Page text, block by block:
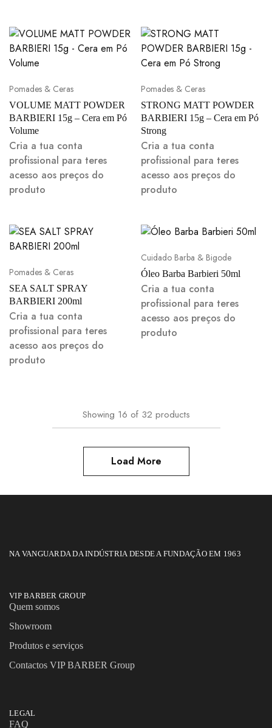
Pomades & Ceras
VOLUME MATT POWDER
BARBIERI 15g – Cera em Pó
Volume
Cria a tua conta
profissional para teres
acesso aos preços do
produto
Pomades & Ceras
STRONG MATT POWDER
BARBIERI 15g – Cera em Pó
Strong
Cria a tua conta
profissional para teres
acesso aos preços do
produto
Pomades & Ceras
SEA SALT SPRAY
BARBIERI 200ml
Cria a tua conta
profissional para teres
acesso aos preços do
produto
Cuidado Barba & Bigode
Óleo Barba Barbieri 50ml
Cria a tua conta
profissional para teres
acesso aos preços do
produto
Showing 16 of 32 products
Load More
NA VANGUARDA DA INDÚSTRIA DESDE A FUNDAÇÃO EM 1963
VIP BARBER GROUP
Quem somos
Showroom
Produtos e serviços
Contactos VIP BARBER Group
LEGAL
FAQ